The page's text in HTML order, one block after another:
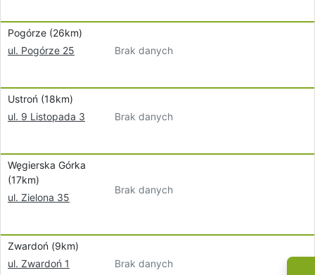
Pogórze (26km)
ul. Pogórze 25
Brak danych
Ustroń (18km)
ul. 9 Listopada 3
Brak danych
Węgierska Górka
(17km)
ul. Zielona 35
Brak danych
Zwardoń (9km)
ul. Zwardoń 1
Brak danych